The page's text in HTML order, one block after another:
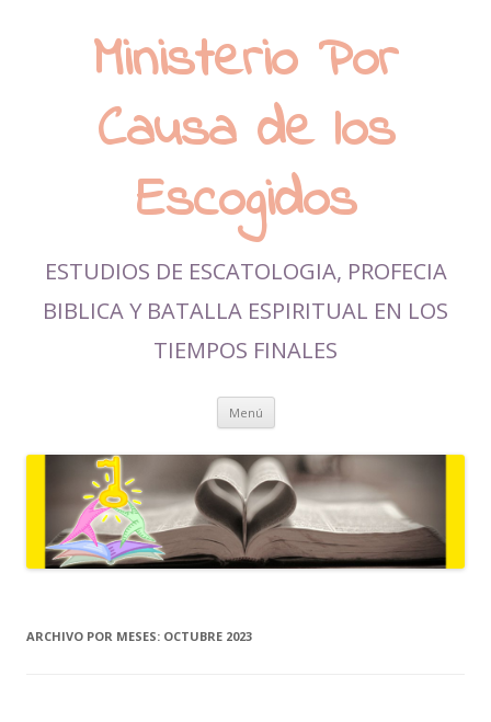
Ministerio Por
Causa de los
Escogidos
ESTUDIOS DE ESCATOLOGIA, PROFECIA
BIBLICA Y BATALLA ESPIRITUAL EN LOS
TIEMPOS FINALES
Menú Ir al contenido
ARCHIVO POR MESES: OCTUBRE 2023